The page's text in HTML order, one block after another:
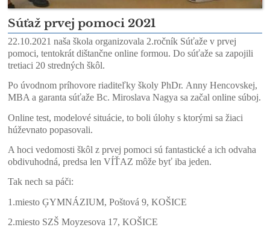
Súťaž prvej pomoci 2021
22.10.2021 naša škola organizovala 2.ročník Súťaže v prvej
pomoci, tentokrát dištančne online formou. Do súťaže sa zapojili
tretiaci 20 stredných škôl.
Po úvodnom príhovore riaditeľky školy PhDr. Anny Hencovskej,
MBA a garanta súťaže Bc. Miroslava Nagya sa začal online súboj.
Online test, modelové situácie, to boli úlohy s ktorými sa žiaci
húževnato popasovali.
A hoci vedomosti škôl z prvej pomoci sú fantastické a ich odvaha
obdivuhodná, predsa len VÍŤAZ môže byť iba jeden.
Tak nech sa páči:
1.miesto ĢYMNÁZIUM, Poštová 9, KOŠICE
2.miesto SZŠ Moyzesova 17, KOŠICE